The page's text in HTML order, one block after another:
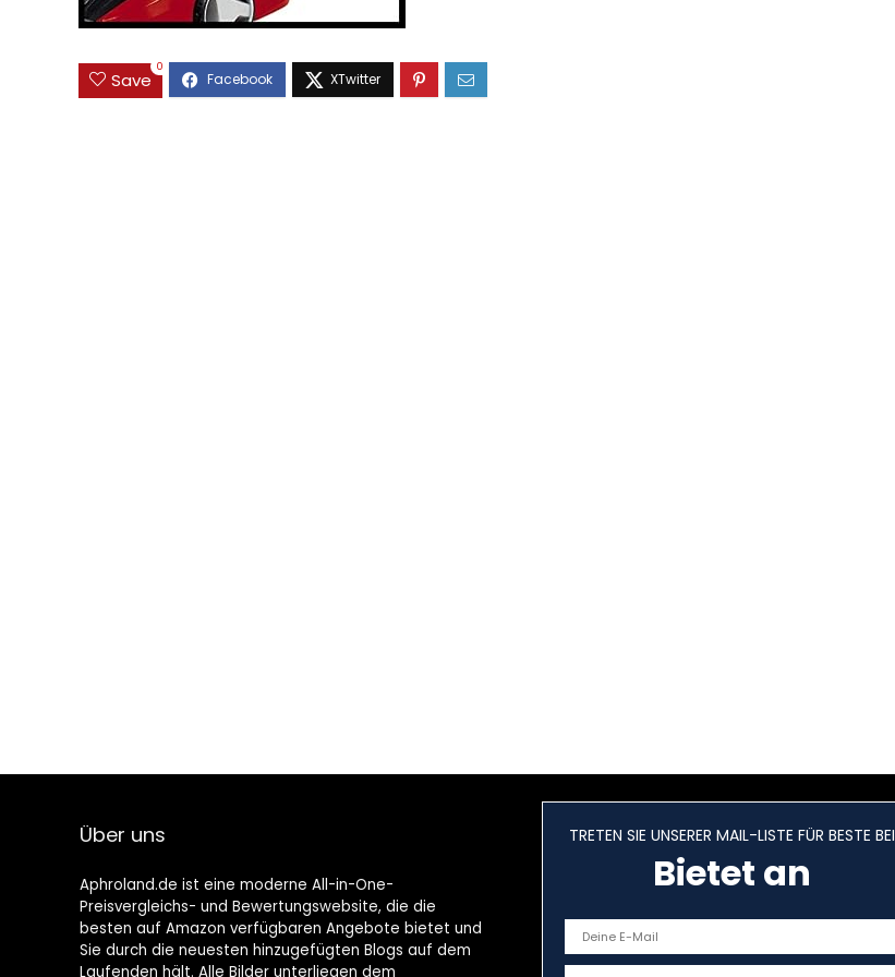
Save
0
Über uns
Aphroland.de ist eine moderne All-in-One-
Preisvergleichs- und Bewertungswebsite, die die
besten auf Amazon verfügbaren Angebote bietet und
Sie durch die neuesten hinzugefügten Blogs auf dem
Laufenden hält. Alle Bilder unterliegen dem
TRETEN SIE UNSERER MAIL-LISTE FÜR BESTE BEI
Bietet an